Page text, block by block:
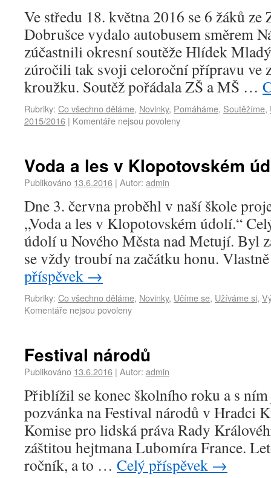
Ve středu 18. května 2016 se 6 žáků ze
Dobrušce vydalo autobusem směrem
zúčastnili okresní soutěže Hlídek
zúročili tak svoji celoroční přípravu ve
kroužku. Soutěž pořádala ZŠ a MŠ …
Rubriky: Co všechno děláme, Novinky, Pomáháme, Soutěžíme,
2015/2016 | Komentáře nejsou povoleny
Voda a les v Klopotovském
Publikováno 13.6.2016 | Autor: admin
Dne 3. června proběhl v naší škole
„Voda a les v Klopotovském údolí.“
údolí u Nového Města nad Metují. Byl
se vždy troubí na začátku honu.
příspěvek →
Rubriky: Co všechno děláme, Novinky, Učíme se, Užíváme si,
Komentáře nejsou povoleny
Festival národů
Publikováno 13.6.2016 | Autor: admin
Přiblížil se konec školního roku a s
pozvánka na Festival národů v Hradci
Komise pro lidská práva Rady
záštitou hejtmana Lubomíra France.
ročník, a to … Celý příspěvek →